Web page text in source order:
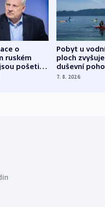
o
ruském
pošetilé,
Pobyt u
ploch zvyšuje
duševní
ukázala
7. 8. 2026